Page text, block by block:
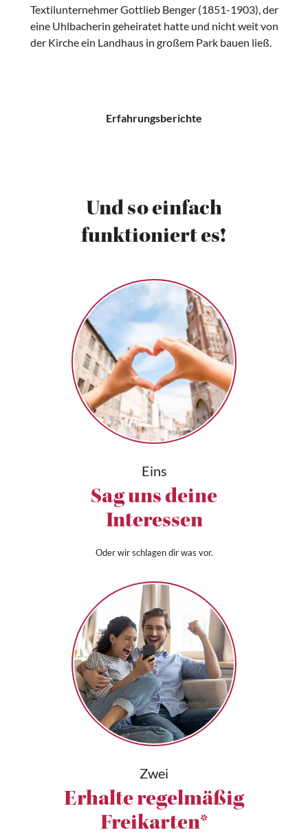
Textilunternehmer Gottlieb Benger (1851-1903), der
eine Uhlbacherin geheiratet hatte und nicht weit von
der Kirche ein Landhaus in großem Park bauen ließ.
Erfahrungsberichte
Und so einfach
funktioniert es!
Eins
Sag uns deine
Interessen
Oder wir schlagen dir was vor.
Zwei
Erhalte regelmäßig
Freikarten*